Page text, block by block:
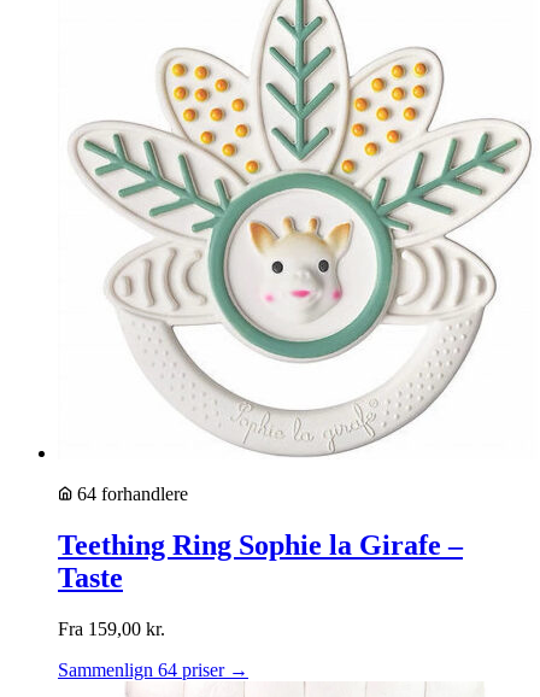
64 forhandlere
Teething Ring Sophie la Girafe –
Taste
Fra 159,00 kr.
Sammenlign 64 priser →